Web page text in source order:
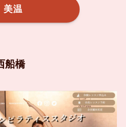
美温
船橋